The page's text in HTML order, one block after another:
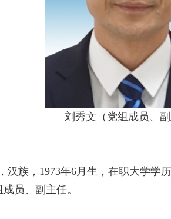
刘秀文（党组成员、副
汉族，1973年6月生，在职大学学
员、副主任。